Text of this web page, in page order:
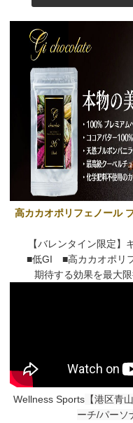
高カカオポリフェノール
【バレンタイン限定
■低GI ■高カカオポリ
期待する効果を最大
Wellness Sports【港区青
ーチ/パーソ